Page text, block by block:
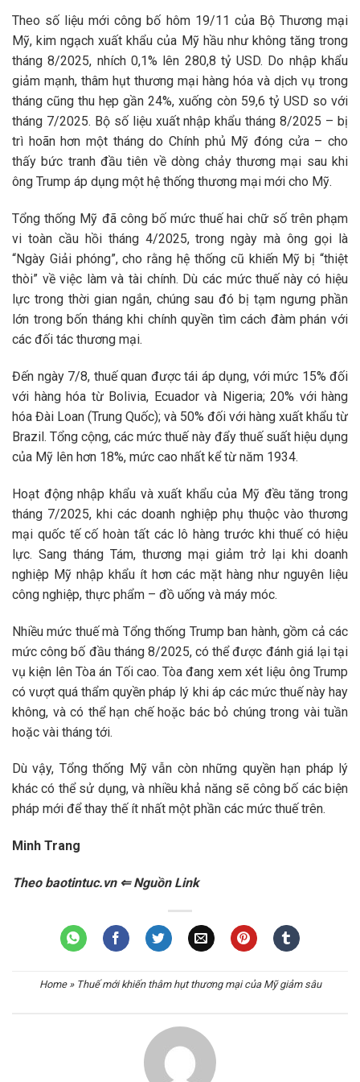
Theo số liệu mới công bố hôm 19/11 của Bộ Thương mại
Mỹ, kim ngạch xuất khẩu của Mỹ hầu như không tăng trong
tháng 8/2025, nhích 0,1% lên 280,8 tỷ USD. Do nhập khẩu
giảm mạnh, thâm hụt thương mại hàng hóa và dịch vụ trong
tháng cũng thu hẹp gần 24%, xuống còn 59,6 tỷ USD so với
tháng 7/2025. Bộ số liệu xuất nhập khẩu tháng 8/2025 – bị
trì hoãn hơn một tháng do Chính phủ Mỹ đóng cửa – cho
thấy bức tranh đầu tiên về dòng chảy thương mại sau khi
ông Trump áp dụng một hệ thống thương mại mới cho Mỹ.
Tổng thống Mỹ đã công bố mức thuế hai chữ số trên phạm
vi toàn cầu hồi tháng 4/2025, trong ngày mà ông gọi là
“Ngày Giải phóng”, cho rằng hệ thống cũ khiến Mỹ bị “thiệt
thòi” về việc làm và tài chính. Dù các mức thuế này có hiệu
lực trong thời gian ngắn, chúng sau đó bị tạm ngưng phần
lớn trong bốn tháng khi chính quyền tìm cách đàm phán với
các đối tác thương mại.
Đến ngày 7/8, thuế quan được tái áp dụng, với mức 15% đối
với hàng hóa từ Bolivia, Ecuador và Nigeria; 20% với hàng
hóa Đài Loan (Trung Quốc); và 50% đối với hàng xuất khẩu từ
Brazil. Tổng cộng, các mức thuế này đẩy thuế suất hiệu dụng
của Mỹ lên hơn 18%, mức cao nhất kể từ năm 1934.
Hoạt động nhập khẩu và xuất khẩu của Mỹ đều tăng trong
tháng 7/2025, khi các doanh nghiệp phụ thuộc vào thương
mại quốc tế cố hoàn tất các lô hàng trước khi thuế có hiệu
lực. Sang tháng Tám, thương mại giảm trở lại khi doanh
nghiệp Mỹ nhập khẩu ít hơn các mặt hàng như nguyên liệu
công nghiệp, thực phẩm – đồ uống và máy móc.
Nhiều mức thuế mà Tổng thống Trump ban hành, gồm cả các
mức công bố đầu tháng 8/2025, có thể được đánh giá lại tại
vụ kiện lên Tòa án Tối cao. Tòa đang xem xét liệu ông Trump
có vượt quá thẩm quyền pháp lý khi áp các mức thuế này hay
không, và có thể hạn chế hoặc bác bỏ chúng trong vài tuần
hoặc vài tháng tới.
Dù vậy, Tổng thống Mỹ vẫn còn những quyền hạn pháp lý
khác có thể sử dụng, và nhiều khả năng sẽ công bố các biện
pháp mới để thay thế ít nhất một phần các mức thuế trên.
Minh Trang
Theo baotintuc.vn ⇐ Nguồn Link
Home» Thuế mới khiến thâm hụt thương mại của Mỹ giảm sâu